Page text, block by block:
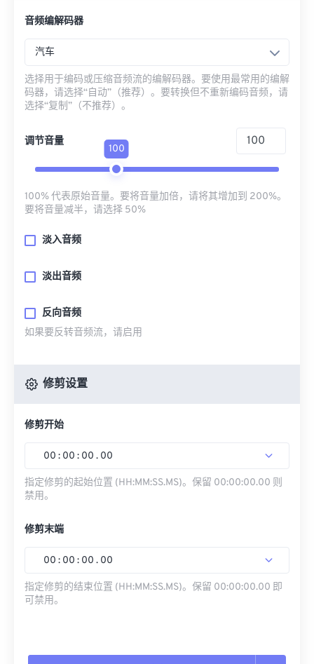
音频编解码器
汽车
选择用于编码或压缩音频流的编解码器。要使用最常用的编解
码器，请选择“自动”（推荐）。要转换但不重新编码音频，请
选择“复制”（不推荐）。
调节音量
100
100% 代表原始音量。要将音量加倍，请将其增加到 200%。
要将音量减半，请选择 50%
淡入音频
淡出音频
反向音频
如果要反转音频流，请启用
修剪设置
修剪开始
00 : 00 : 00 . 00
指定修剪的起始位置 (HH:MM:SS.MS)。保留 00:00:00.00 则
禁用。
修剪末端
00 : 00 : 00 . 00
指定修剪的结束位置 (HH:MM:SS.MS)。保留 00:00:00.00 即
可禁用。